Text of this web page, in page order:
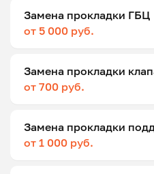
Замена прокладки ГБЦ
от 5 000 руб.
Замена прокладки
от 700 руб.
Замена прокладки
от 1 000 руб.